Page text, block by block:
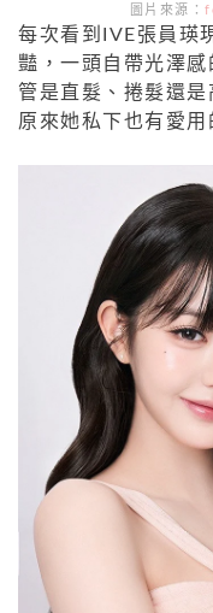
圖片來源：
每次看到IVE張員瑛
豔，一頭自帶光澤
管是直髮、捲髮還是
原來她私下也有愛用